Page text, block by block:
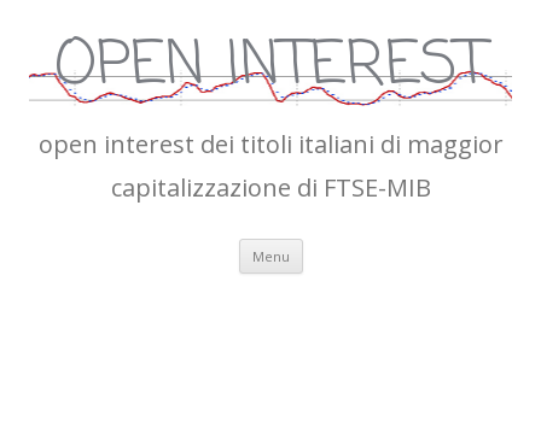
OPEN INTEREST
open interest dei titoli italiani di maggior
capitalizzazione di FTSE-MIB
Menu Vai
contenuto